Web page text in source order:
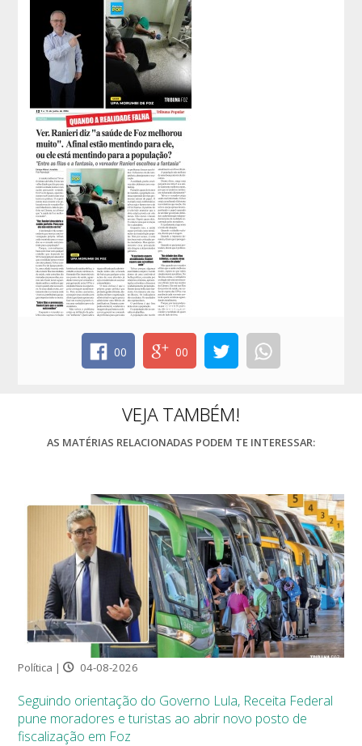
00 00
VEJA TAMBÉM!
AS MATÉRIAS RELACIONADAS PODEM TE INTERESSAR:
Política | 04-08-2026
Seguindo orientação do Governo Lula, Receita Federal
pune moradores e turistas ao abrir novo posto de
fiscalização em Foz